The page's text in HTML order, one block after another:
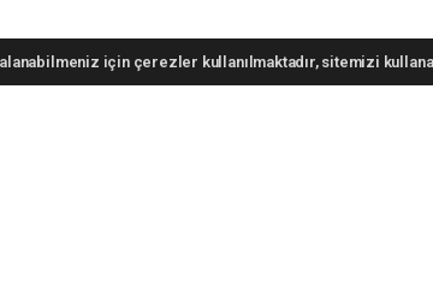
için çerezler kullanılmaktadır, sitemizi